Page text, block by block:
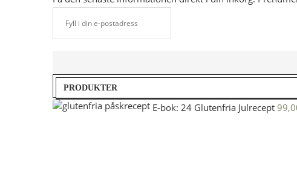
PRODUKTER
E-bok: 24 Glutenfria Julrecept